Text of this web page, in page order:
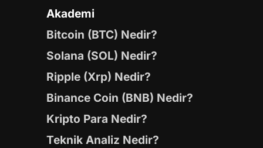
Akademi
Bitcoin (BTC) Nedir?
Solana (SOL) Nedir?
Ripple (Xrp) Nedir?
Binance Coin (BNB) Nedir?
Kripto Para Nedir?
Teknik Analiz Nedir?